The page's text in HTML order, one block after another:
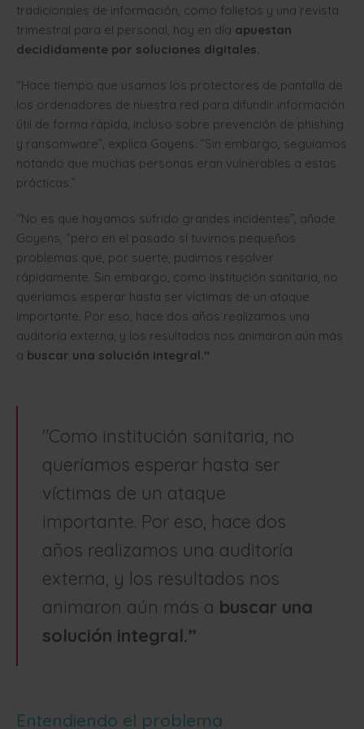
tradicionales de información, como folletos y una revista
trimestral para el personal, hoy en día apuestan
decididamente por soluciones digitales.
“Hace tiempo que usamos los protectores de pantalla de
los ordenadores de nuestra red para difundir información
útil de forma rápida, incluso sobre prevención de phishing
y ransomware”, explica Goyens. “Sin embargo, seguíamos
notando que muchas personas eran vulnerables a estas
prácticas.”
“No es que hayamos sufrido grandes incidentes”, añade
Goyens, “pero en el pasado sí tuvimos pequeños
problemas que, por suerte, pudimos resolver
rápidamente. Sin embargo, como institución sanitaria, no
queríamos esperar hasta ser víctimas de un ataque
importante. Por eso, hace dos años realizamos una
auditoría externa, y los resultados nos animaron aún más
a buscar una solución integral.”
"Como institución sanitaria, no
queríamos esperar hasta ser
víctimas de un ataque
importante. Por eso, hace dos
años realizamos una auditoría
externa, y los resultados nos
animaron aún más a buscar una
solución integral.”
Entendiendo el problema